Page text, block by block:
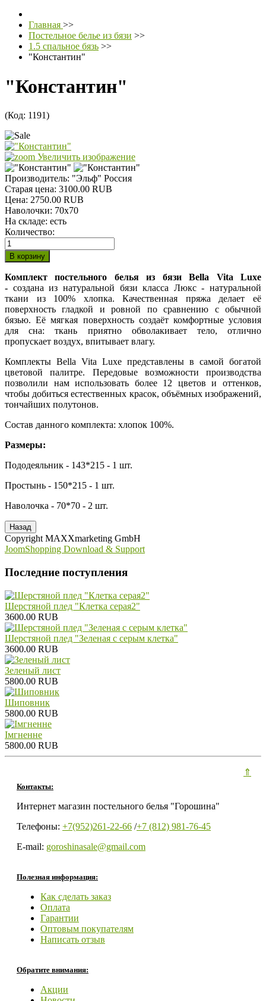
Главная >>
Постельное белье из бязи >>
1.5 спальное бязь >>
"Константин"
"Константин"
(Код: 1191)
Увеличить изображение
Производитель: "Эльф" Россия
Старая цена: 3100.00 RUB
Цена: 2750.00 RUB
Наволочки: 70х70
На складе: есть
Количество:
Комплект постельного белья из бязи Bella Vita Luxe
- создана из натуральной бязи класса Люкс - натуральной
ткани из 100% хлопка. Качественная пряжа делает её
поверхность гладкой и ровной по сравнению с обычной
бязью. Её мягкая поверхность создаёт комфортные условия
для сна: ткань приятно обволакивает тело, отлично
пропускает воздух, впитывает влагу.
Комплекты Bella Vita Luxe представлены в самой богатой
цветовой палитре. Передовые возможности производства
позволили нам использовать более 12 цветов и оттенков,
чтобы добиться естественных красок, объёмных изображений,
тончайших полутонов.
Состав данного комплекта: хлопок 100%.
Размеры:
Пододеяльник - 143*215 - 1 шт.
Простынь - 150*215 - 1 шт.
Наволочка - 70*70 - 2 шт.
Copyright MAXXmarketing GmbH
JoomShopping Download & Support
Последние поступления
Шерстяной плед "Клетка серая2"
3600.00 RUB
Шерстяной плед "Зеленая с серым клетка"
3600.00 RUB
Зеленый лист
5800.00 RUB
Шиповник
5800.00 RUB
Iмгненне
5800.00 RUB
Контакты:
Интернет магазин постельного белья "Горошина"
Телефоны: +7(952)261-22-66 /+7 (812) 981-76-45
E-mail: goroshinasale@gmail.com
Полезная информация:
Как сделать заказ
Оплата
Гарантии
Оптовым покупателям
Написать отзыв
Обратите внимания:
Акции
⇑